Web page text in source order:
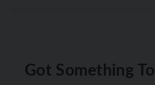
Got Something